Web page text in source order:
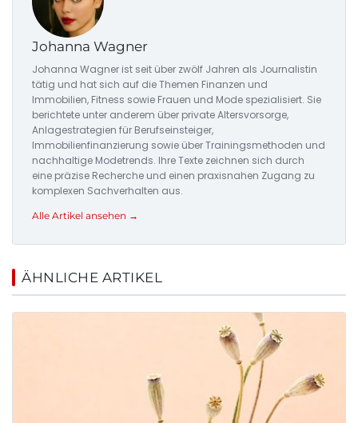
Johanna Wagner
Johanna Wagner ist seit über zwölf Jahren als Journalistin
tätig und hat sich auf die Themen Finanzen und
Immobilien, Fitness sowie Frauen und Mode spezialisiert. Sie
berichtete unter anderem über private Altersvorsorge,
Anlagestrategien für Berufseinsteiger,
Immobilienfinanzierung sowie über Trainingsmethoden und
nachhaltige Modetrends. Ihre Texte zeichnen sich durch
eine präzise Recherche und einen praxisnahen Zugang zu
komplexen Sachverhalten aus.
Alle Artikel ansehen →
ÄHNLICHE ARTIKEL